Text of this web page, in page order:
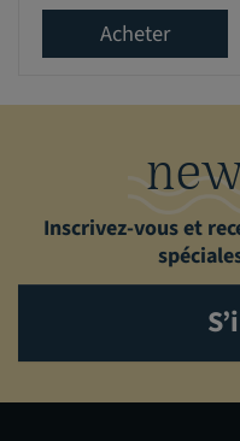
Acheter
Inscrivez-vous et